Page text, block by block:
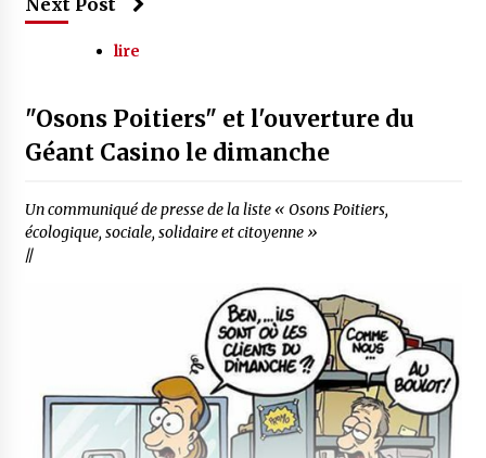
lire
"Osons Poitiers" et l'ouverture du
Géant Casino le dimanche
Un communiqué de presse de la liste « Osons Poitiers,
écologique, sociale, solidaire et citoyenne »
//